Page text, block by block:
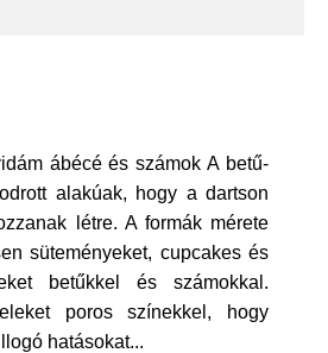
ábécé és számok A betű-
alakúak, hogy a dartson
létre. A formák mérete
süteményeket, cupcakes és
betűkkel és számokkal.
poros színekkel, hogy
hatásokat...